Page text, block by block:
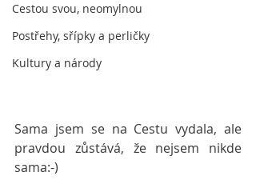
Cestou svou, neomylnou
Postřehy, sřípky a perličky
Kultury a národy
Sama jsem se na Cestu vydala, ale
pravdou zůstává, že nejsem nikde
sama:-)